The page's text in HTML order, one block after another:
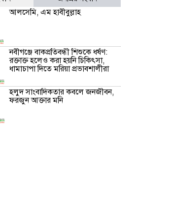
আলসেমি, এম হাবীবুল্লাহ
নবীগঞ্জে বাকপ্রতিবন্ধী শিশুকে ধর্ষণ:
রক্তাক্ত হলেও করা হয়নি চিকিৎসা,
ধামাচাপা দিতে মরিয়া প্রভাবশালীরা
হলুদ সাংবাদিকতার কবলে জনজীবন,
ফরজুন আক্তার মনি